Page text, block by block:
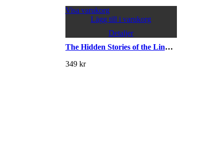
Visa varukorg
Lägg till i varukorg
Detaljer
The Hidden Stories of the Linnean Herbarium
349 kr